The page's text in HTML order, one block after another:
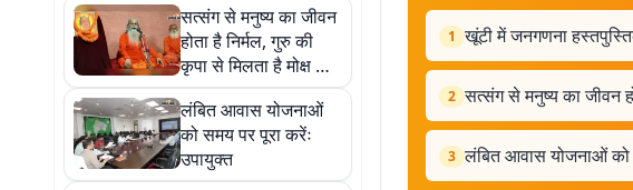
सत्संग से मनुष्य का जीवन
होता है निर्मल, गुरु की
कृपा से मिलता है मोक्ष का
मार्ग
लंबित आवास योजनाओं
को समय पर पूरा करेंः
उपायुक्त
1 खूंटी में जनगणना
2 सत्संग से मनुष्य का जीवन
3 लंबित आवास योजनाओं को